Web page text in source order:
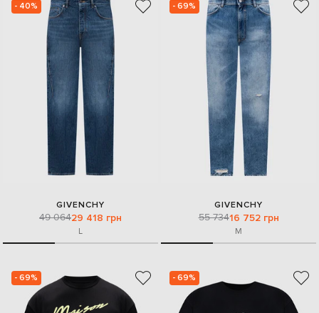
- 40%
GIVENCHY
49 06429 418 грн
L
- 69%
GIVENCHY
55 73416 752 грн
M
- 69% - 69%